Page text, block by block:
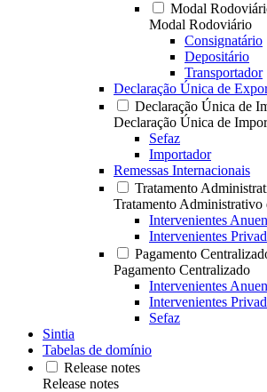
Modal
Modal Rodoviário
Consignatário
Depositário
Transportador
Declaração Única de
Declaração Única de
Declaração Única de
Sefaz
Importador
Remessas Internacionais
Tratamento
Tratamento Administrativo
Intervenientes
Intervenientes
Pagamento
Pagamento Centralizado
Intervenientes
Intervenientes
Sefaz
Sintia
Tabelas de domínio
Release notes
Release notes